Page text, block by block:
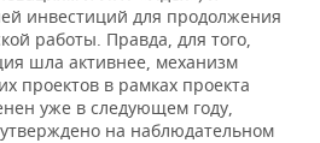
инвестиций для продолжения
работы. Правда, для того,
шла активнее, механизм
проектов в рамках проекта
уже в следующем году,
на наблюдательном